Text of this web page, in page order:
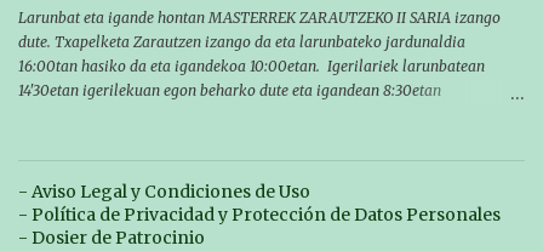
Larunbat eta igande hontan MASTERREK ZARAUTZEKO II SARIA izango
dute. Txapelketa Zarautzen izango da eta larunbateko jardunaldia
16:00tan hasiko da eta igandekoa 10:00etan. Igerilariek larunbatean
14'30etan igerilekuan egon beharko dute eta igandean 8:30etan
domingo los MASTERS tendrán el II TROFEO MASTER DE ZARAUTZ. La
competición se celebrará en Zarautz a las 16:00 la jornada del sabado y a
las 10:00 la del domingo. Los/las nadadores/as tendrán que estar en la
piscina a las 14:30 el sabado y a las 8:30 el domingo (polideportivo
- Aviso Legal y Condiciones de Uso
- Política de Privacidad y Protección de Datos Personales
- Dosier de Patrocinio